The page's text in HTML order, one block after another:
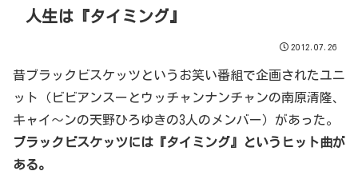
人生は『タイミング』
2012.07.26
昔ブラックビスケッツというお笑い番組で企画されたユニ
ット（ビビアンスーとウッチャンナンチャンの南原清隆、
キャイ〜ンの天野ひろゆきの3人のメンバー）があった。
ブラックビスケッツには『タイミング』というヒット曲が
ある。